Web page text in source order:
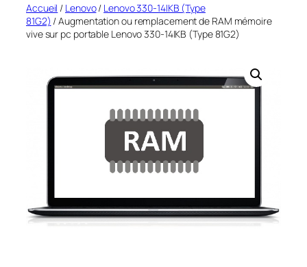
Accueil / Lenovo/ Lenovo 330-14IKB (Type
81G2) / Augmentation ou remplacement de RAM mémoire
vive sur pc portable Lenovo 330-14IKB (Type 81G2)